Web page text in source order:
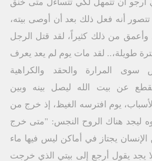
أرجو أن تتمهل لكي تتساءل متى خنق
أنه فعل ذلك بعد أن أوصى بيته،
وأعمق من ذلك كثيراً، لقد قتل الرجل
طويلة،.. لقد مات يوم لم يعد يعرف
سوى المرارة والحقد والكراهية
انقطع عن بيت الله ليصل بينه وبين
يوم افترسه الغيظ، إذ خرج من
ليجد هناك الروح النجس: "متى خرج
يجتاز في أماكن ليس فيها ماء
يجد يقول أرجع إلى بيتي الذي خرجت